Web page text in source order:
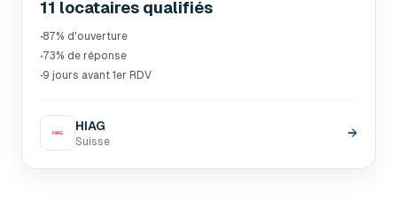
11 locataires qualifiés
·87% d'ouverture
·73% de réponse
·9 jours avant 1er RDV
HIAG
Suisse
→